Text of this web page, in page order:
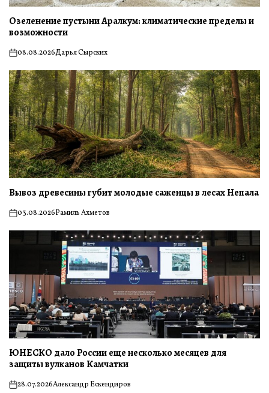
Озеленение пустыни Аралкум: климатические пределы и
возможности
on08.08.2026Дарья Сырских
Вывоз древесины губит молодые саженцы в лесах Непала
on03.08.2026Рамиль Ахметов
ЮНЕСКО дало России еще несколько месяцев для
защиты вулканов Камчатки
on28.07.2026Александр Ескендиров